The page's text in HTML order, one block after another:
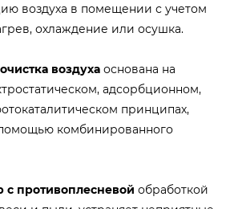
воздуха в помещении с учетом
охлаждение или осушка.
воздуха основана на
адсорбционном,
принципах,
комбинированного
противоплесневой обработкой